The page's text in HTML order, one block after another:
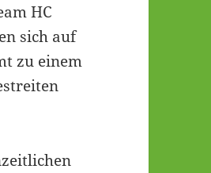
HC
sich auf
zu einem